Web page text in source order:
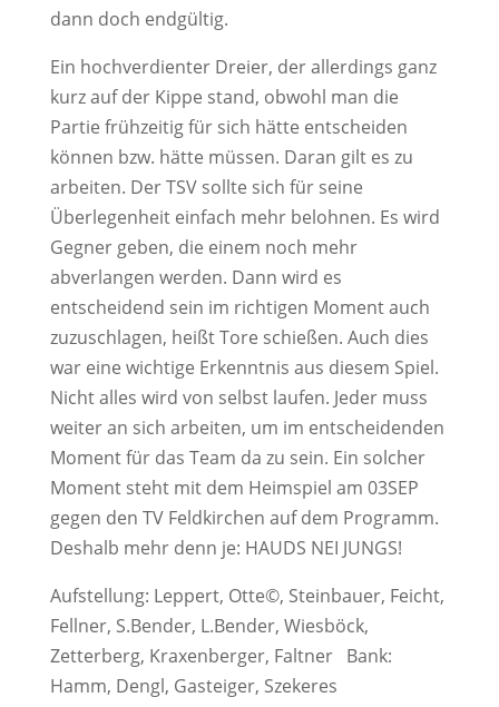
dann doch endgültig.
Ein hochverdienter Dreier, der allerdings ganz
kurz auf der Kippe stand, obwohl man die
Partie frühzeitig für sich hätte entscheiden
können bzw. hätte müssen. Daran gilt es zu
arbeiten. Der TSV sollte sich für seine
Überlegenheit einfach mehr belohnen. Es wird
Gegner geben, die einem noch mehr
abverlangen werden. Dann wird es
entscheidend sein im richtigen Moment auch
zuzuschlagen, heißt Tore schießen. Auch dies
war eine wichtige Erkenntnis aus diesem Spiel.
Nicht alles wird von selbst laufen. Jeder muss
weiter an sich arbeiten, um im entscheidenden
Moment für das Team da zu sein. Ein solcher
Moment steht mit dem Heimspiel am 03SEP
gegen den TV Feldkirchen auf dem Programm.
Deshalb mehr denn je: HAUDS NEI JUNGS!
Aufstellung: Leppert, Otte©, Steinbauer, Feicht,
Fellner, S.Bender, L.Bender, Wiesböck,
Zetterberg, Kraxenberger, Faltner Bank:
Hamm, Dengl, Gasteiger, Szekeres